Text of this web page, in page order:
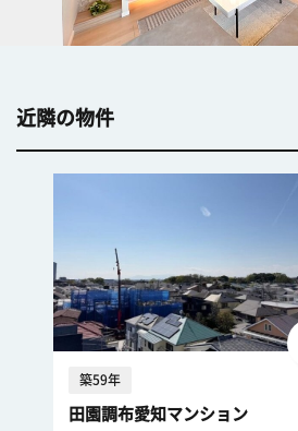
近隣の物件
築59年
田園調布愛知マンション